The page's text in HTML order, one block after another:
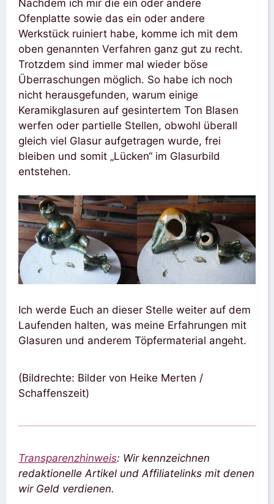
Nachdem ich mir die ein oder andere
Ofenplatte sowie das ein oder andere
Werkstück ruiniert habe, komme ich mit dem
oben genannten Verfahren ganz gut zu recht.
Trotzdem sind immer mal wieder böse
Überraschungen möglich. So habe ich noch
nicht herausgefunden, warum einige
Keramikglasuren auf gesintertem Ton Blasen
werfen oder partielle Stellen, obwohl überall
gleich viel Glasur aufgetragen wurde, frei
bleiben und somit „Lücken“ im Glasurbild
entstehen.
Ich werde Euch an dieser Stelle weiter auf dem
Laufenden halten, was meine Erfahrungen mit
Glasuren und anderem Töpfermaterial angeht.
(Bildrechte: Bilder von Heike Merten /
Schaffenszeit)
Transparenzhinweis: Wir kennzeichnen
redaktionelle Artikel und Affiliatelinks mit denen
wir Geld verdienen.